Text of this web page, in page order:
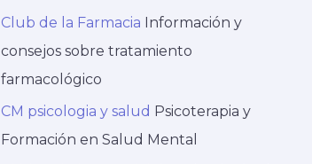
Club de la Farmacia Información y
consejos sobre tratamiento
farmacológico
CM psicologia y salud Psicoterapia y
Formación en Salud Mental